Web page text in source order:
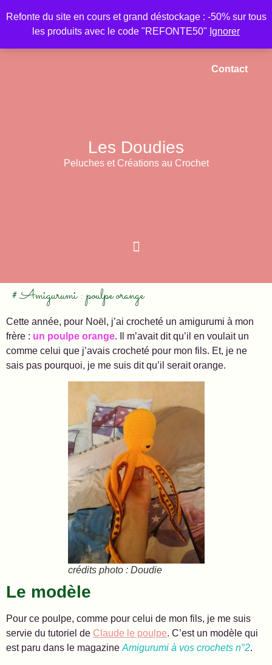
Refonte du site en cours et grand déstockage : -50% sur tous
les produits avec le code "REFONTE50" Ignorer
Contact
Les Doudies
Peluches et Créations au Crochet
# Amigurumi : poulpe orange
Cette année, pour Noël, j’ai crocheté un amigurumi à mon
frère : un poulpe orange. Il m’avait dit qu’il en voulait un
comme celui que j’avais crocheté pour mon fils. Et, je ne
sais pas pourquoi, je me suis dit qu’il serait orange.
crédits photo : Doudie
Le modèle
Pour ce poulpe, comme pour celui de mon fils, je me suis
servie du tutoriel de Claude le poulpe. C’est un modèle qui
est paru dans le magazine Amigurumi à vos crochets n°2.